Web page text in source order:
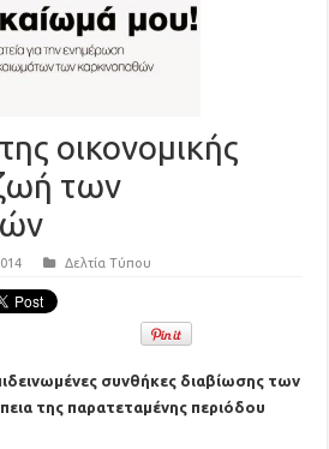
οικονομικής
των
Δελτία Τύπου
συνθήκες διαβίωσης των
της παρατεταμένης περιόδου